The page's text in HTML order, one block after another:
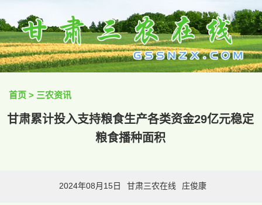
首页 > 三农资讯
甘肃累计投入支持粮食生产各类资金29亿元稳定
粮食播种面积
2024年08月15日 甘肃三农在线 庄俊康